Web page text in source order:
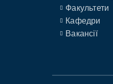
Факультети
Кафедри
Вакансії